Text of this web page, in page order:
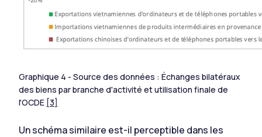
Graphique 4 - Source des données : Échanges bilatéraux
des biens par branche d'activité et utilisation finale de
l'OCDE [3]
Un schéma similaire est-il perceptible dans les